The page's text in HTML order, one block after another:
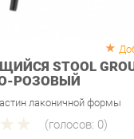
STOOL
РОЗОВЫЙ
лаконичной формы
(голосов:0)